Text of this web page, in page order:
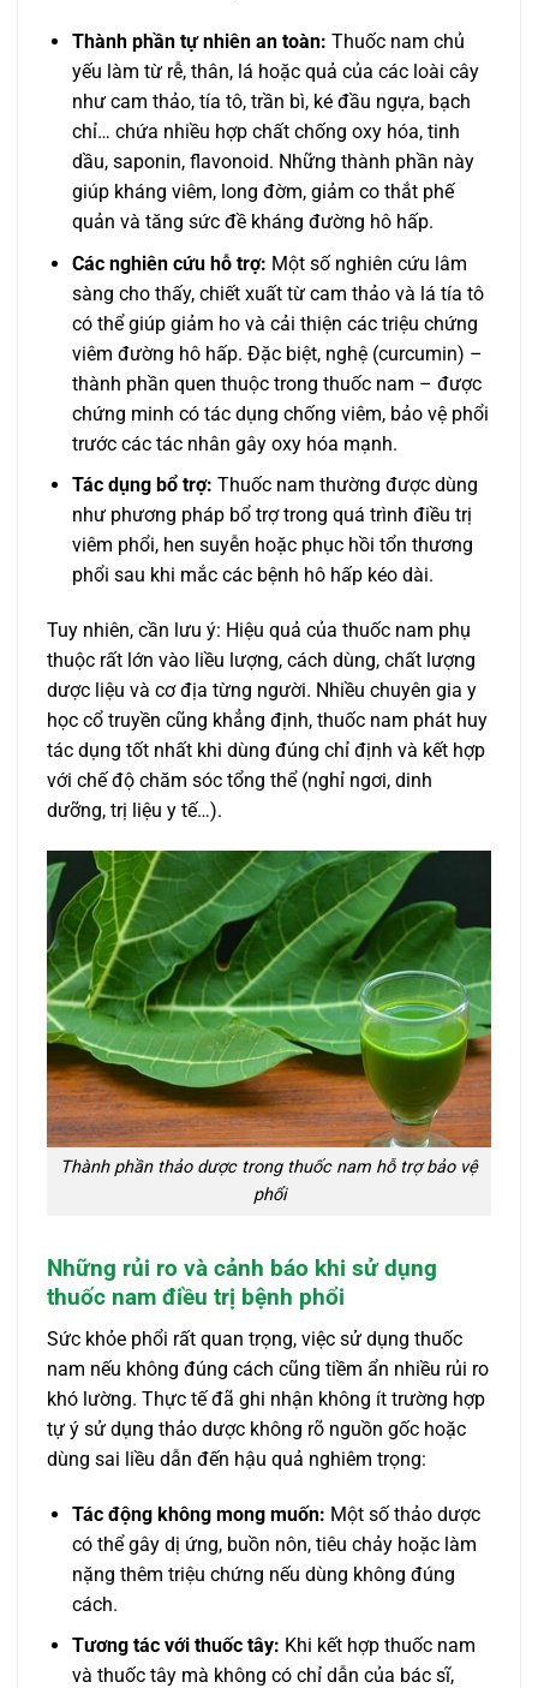
Thành phần tự nhiên an toàn: Thuốc nam chủ
yếu làm từ rễ, thân, lá hoặc quả của các loài cây
như cam thảo, tía tô, trần bì, ké đầu ngựa, bạch
chỉ… chứa nhiều hợp chất chống oxy hóa, tinh
dầu, saponin, flavonoid. Những thành phần này
giúp kháng viêm, long đờm, giảm co thắt phế
quản và tăng sức đề kháng đường hô hấp.
Các nghiên cứu hỗ trợ: Một số nghiên cứu lâm
sàng cho thấy, chiết xuất từ cam thảo và lá tía tô
có thể giúp giảm ho và cải thiện các triệu chứng
viêm đường hô hấp. Đặc biệt, nghệ (curcumin) –
thành phần quen thuộc trong thuốc nam – được
chứng minh có tác dụng chống viêm, bảo vệ phổi
trước các tác nhân gây oxy hóa mạnh.
Tác dụng bổ trợ: Thuốc nam thường được dùng
như phương pháp bổ trợ trong quá trình điều trị
viêm phổi, hen suyễn hoặc phục hồi tổn thương
phổi sau khi mắc các bệnh hô hấp kéo dài.
Tuy nhiên, cần lưu ý: Hiệu quả của thuốc nam phụ
thuộc rất lớn vào liều lượng, cách dùng, chất lượng
dược liệu và cơ địa từng người. Nhiều chuyên gia y
học cổ truyền cũng khẳng định, thuốc nam phát huy
tác dụng tốt nhất khi dùng đúng chỉ định và kết hợp
với chế độ chăm sóc tổng thể (nghỉ ngơi, dinh
dưỡng, trị liệu y tế…).
Thành phần thảo dược trong thuốc nam hỗ trợ bảo vệ
phổi
Những rủi ro và cảnh báo khi sử dụng
thuốc nam điều trị bệnh phổi
Sức khỏe phổi rất quan trọng, việc sử dụng thuốc
nam nếu không đúng cách cũng tiềm ẩn nhiều rủi ro
khó lường. Thực tế đã ghi nhận không ít trường hợp
tự ý sử dụng thảo dược không rõ nguồn gốc hoặc
dùng sai liều dẫn đến hậu quả nghiêm trọng:
Tác động không mong muốn: Một số thảo dược
có thể gây dị ứng, buồn nôn, tiêu chảy hoặc làm
nặng thêm triệu chứng nếu dùng không đúng
cách.
Tương tác với thuốc tây: Khi kết hợp thuốc nam
và thuốc tây mà không có chỉ dẫn của bác sĩ,